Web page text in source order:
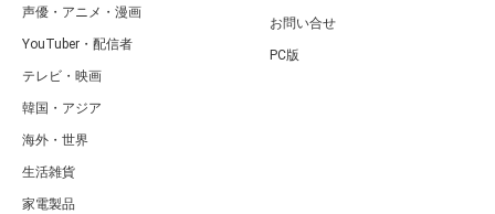
声優・アニメ・漫画
YouTuber・配信者
テレビ・映画
韓国・アジア
海外・世界
生活雑貨
家電製品
お問い合せ
PC版